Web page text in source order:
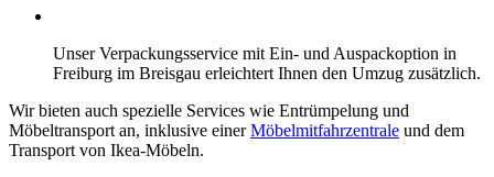
Unser Verpackungsservice mit Ein- und Auspackoption in
Freiburg im Breisgau erleichtert Ihnen den Umzug zusätzlich.
Wir bieten auch spezielle Services wie Entrümpelung und
Möbeltransport an, inklusive einerMöbelmitfahrzentrale und dem
Transport von Ikea-Möbeln.